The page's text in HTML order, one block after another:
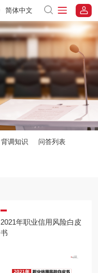
简体中文
背调知识 问答列表
2021年职业信用风险白皮
书